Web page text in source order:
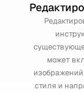
может
стиля и